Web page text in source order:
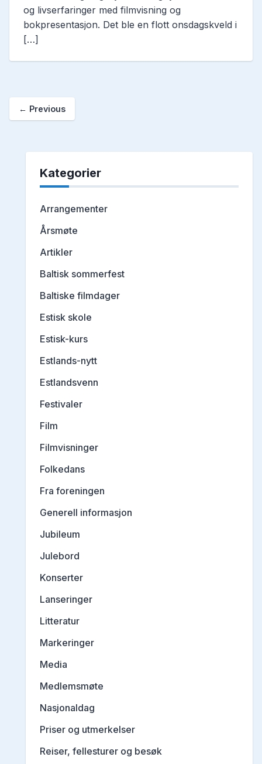
og livserfaringer med filmvisning og
bokpresentasjon. Det ble en flott onsdagskveld i
[…]
← Previous
Kategorier
Arrangementer
Årsmøte
Artikler
Baltisk sommerfest
Baltiske filmdager
Estisk skole
Estisk-kurs
Estlands-nytt
Estlandsvenn
Festivaler
Film
Filmvisninger
Folkedans
Fra foreningen
Generell informasjon
Jubileum
Julebord
Konserter
Lanseringer
Litteratur
Markeringer
Media
Medlemsmøte
Nasjonaldag
Priser og utmerkelser
Reiser, fellesturer og besøk